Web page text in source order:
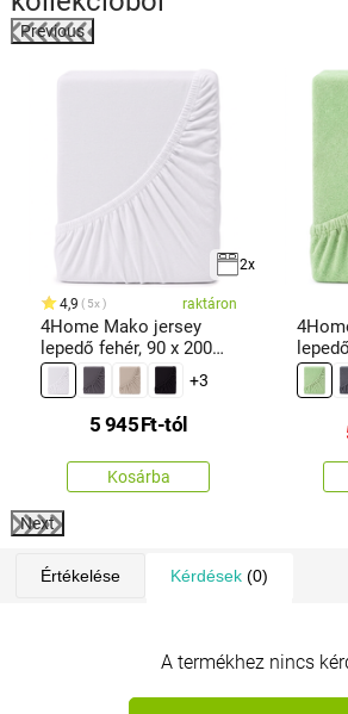
Previous
2x
4,9 5x raktáron
4Home Mako jersey
lepedő fehér, 90 x 200
cm
+3
5 945Ft-tól
Kosárba
Next
Értékelése Kérdések(0)
A termékhez nincs